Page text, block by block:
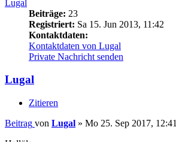
Lugal
Beiträge: 23
Registriert: Sa 15. Jun 2013, 11:42
Kontaktdaten:
Kontaktdaten von Lugal
Private Nachricht senden
Lugal
Zitieren
Beitrag von Lugal » Mo 25. Sep 2017, 12:41